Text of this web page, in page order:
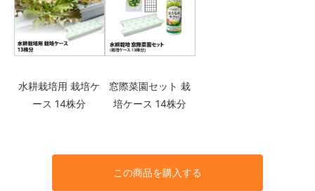
水耕栽培用 栽培ケ
ース 14株分
窓際菜園セット 栽
培ケース 14株分
この商品を購入する